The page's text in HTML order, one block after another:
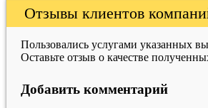
Отзывы клиентов
Пользовались услугами указанных
Оставьте отзыв о качестве
Добавить комментарий